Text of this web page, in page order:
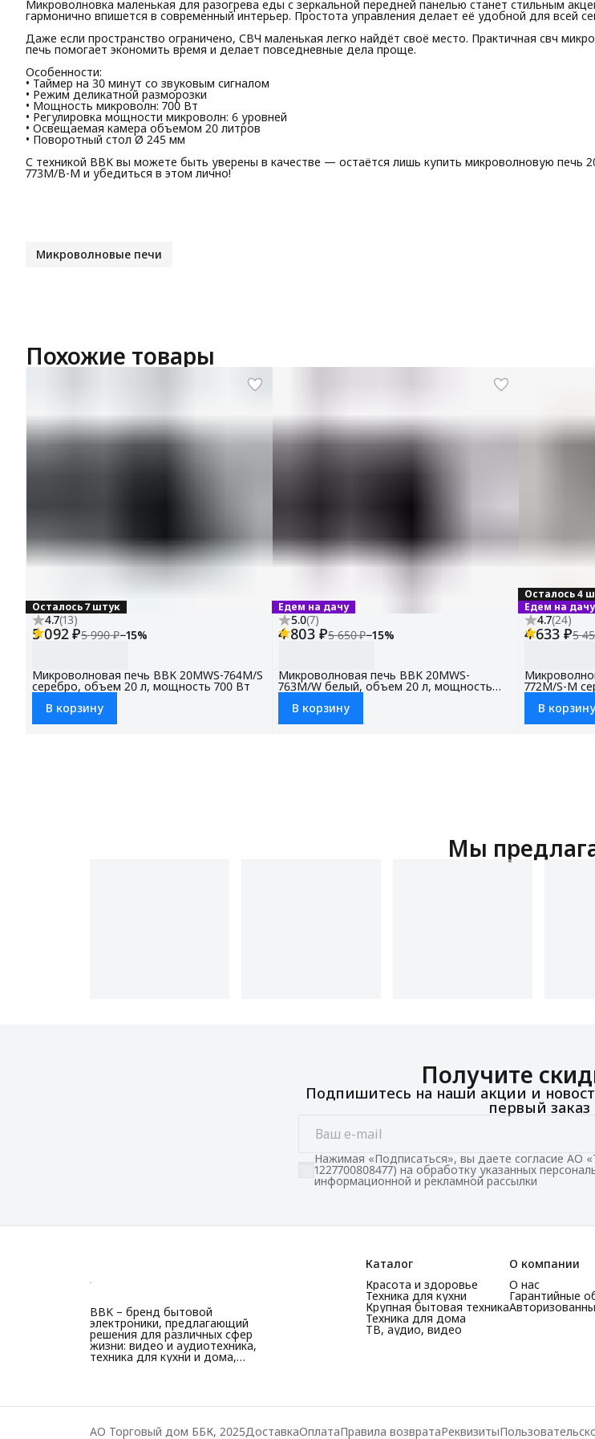
Микроволновка маленькая для разогрева еды с зеркальной передней панелью станет стильным
гармонично впишется в современный интерьер. Простота управления делает её удобной для всей
Даже если пространство ограничено, СВЧ маленькая легко найдёт своё место. Практичная свч
печь помогает экономить время и делает повседневные дела проще.
Особенности:
• Таймер на 30 минут со звуковым сигналом
• Режим деликатной разморозки
• Мощность микроволн: 700 Вт
• Регулировка мощности микроволн: 6 уровней
• Освещаемая камера объемом 20 литров
• Поворотный стол Ø 245 мм
С техникой BBK вы можете быть уверены в качестве — остаётся лишь купить микроволновую печь
773M/B-M и убедиться в этом лично!
Микроволновые печи
Похожие товары
Осталось 7 штук
4.7(13)
5 092 ₽5 990 ₽−15%
Микроволновая печь BBK 20MWS-764M/S
серебро, объем 20 л, мощность 700 Вт
В корзину
Едем на дачу
5.0(7)
4 803 ₽5 650 ₽−15%
Микроволновая печь BBK 20MWS-
763M/W белый, объем 20 л, мощность
700 Вт
В корзину
Осталось 4
Едем на дачу
4.7(24)
4 633 ₽5
772M/S-M
мощность
В корзину
Мы
Получите
Подпишитесь на наши акции и
первый заказ
Нажимая «Подписаться», вы даете согласие АО
1227700808477) на обработку указанных
информационной и рекламной рассылки
BBK – бренд бытовой
электроники, предлагающий
решения для различных сфер
жизни: видео и аудиотехника,
техника для кухни и дома,
красоты и здоровья.
Каталог
Красота и здоровье
Техника для кухни
Крупная бытовая техника
Техника для дома
ТВ, аудио, видео
О компании
О нас
Гарантийные
АО Торговый дом ББК, 2025ДоставкаОплатаПравила возвратаРеквизиты